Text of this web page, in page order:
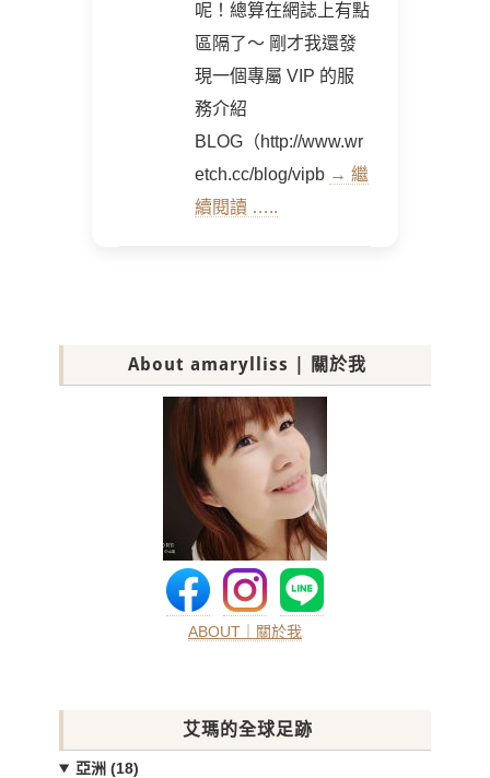
呢！總算在網誌上有點
區隔了～ 剛才我還發
現一個專屬 VIP 的服
務介紹
BLOG（http://www.wr
etch.cc/blog/vipb → 繼
續閱讀 …..
About amarylliss | 關於我
ABOUT｜關於我
艾瑪的全球足跡
亞洲 (18)